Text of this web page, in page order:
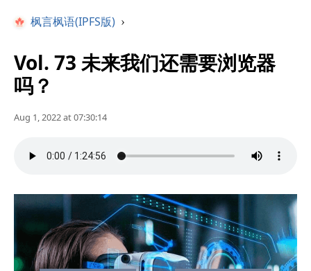
枫言枫语(IPFS版) ›
Vol. 73 未来我们还需要浏览器
吗？
Aug 1, 2022 at 07:30:14